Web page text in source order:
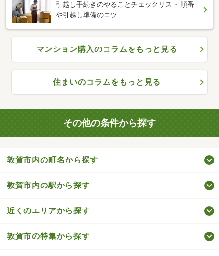
引越し手続きのやることチェックリスト 順番
や引越し準備のコツ
マンション購入のコラムをもっと見る
住まいのコラムをもっと見る
その他の条件から探す
敦賀市内の町名から探す
敦賀市内の駅から探す
近くのエリアから探す
敦賀市の特集から探す